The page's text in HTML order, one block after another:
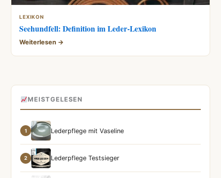
LEXIKON
Seehundfell: Definition im Leder-Lexikon
Weiterlesen →
MEISTGELESEN
1 Lederpflege mit Vaseline
2 Lederpflege Testsieger